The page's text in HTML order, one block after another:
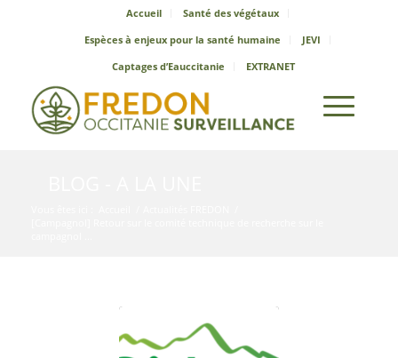
Accueil
Santé des végétaux
Espèces à enjeux pour la santé humaine
JEVI
Captages d’Eauccitanie
EXTRANET